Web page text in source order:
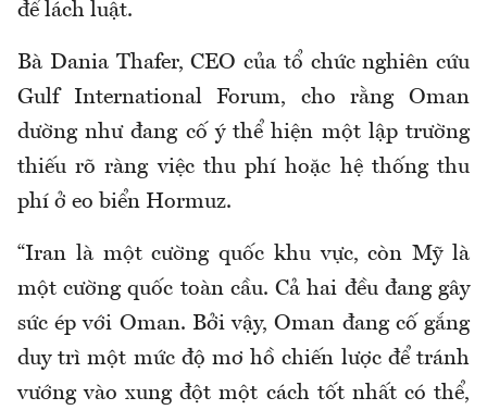
để lách luật.
Bà Dania Thafer, CEO của tổ chức nghiên cứu
Gulf International Forum, cho rằng Oman
dường như đang cố ý thể hiện một lập trường
thiếu rõ ràng việc thu phí hoặc hệ thống thu
phí ở eo biển Hormuz.
“Iran là một cường quốc khu vực, còn Mỹ là
một cường quốc toàn cầu. Cả hai đều đang gây
sức ép với Oman. Bởi vậy, Oman đang cố gắng
duy trì một mức độ mơ hồ chiến lược để tránh
vướng vào xung đột một cách tốt nhất có thể,